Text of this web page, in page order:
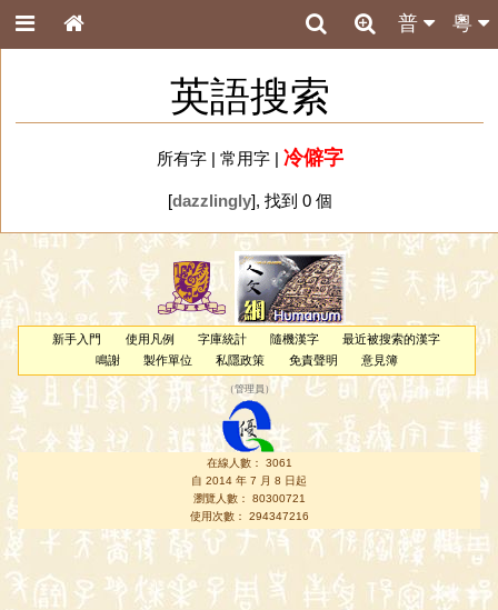
粵
普
英語搜索
所有字| 常用字| 冷僻字
[dazzlingly], 找到 0 個
新手入門 使用凡例 字庫統計 隨機漢字
最近被搜索的漢字
鳴謝
製作單位 私隱政策 免責聲明 意見簿
（管理員 ）
在線人數： 3061
自 2014 年 7 月 8 日起
瀏覽人數： 80300721
使用次數： 294347216